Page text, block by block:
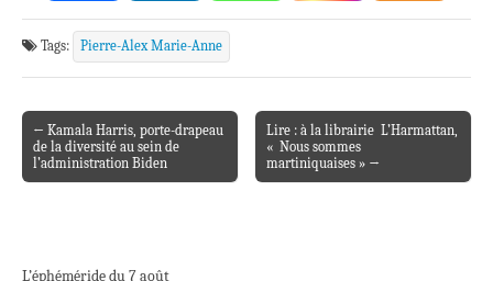
Tags: Pierre-Alex Marie-Anne
Post navigation
← Kamala Harris, porte-drapeau
de la diversité au sein de
l’administration Biden
Lire : à la librairie L’Harmattan,
« Nous sommes
martiniquaises » →
L’éphéméride du 7 août